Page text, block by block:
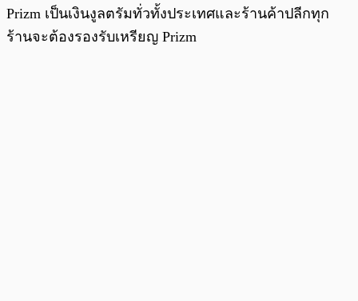
Prizm เป็นเงินงูลตรัมทั่วทั้งประเทศและร้านค้าปลีกทุก
ร้านจะต้องรองรับเหรียญ Prizm